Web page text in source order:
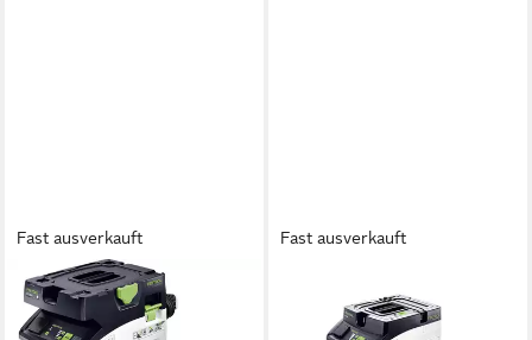
Fast ausverkauft
FESTOOL
Industriesauger Festool CTL
Fast ausverkauft
Industriesauger Festool CT